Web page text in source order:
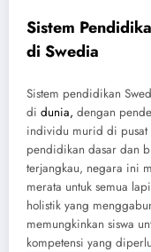
Sistem
di Swedia
Sistem pendidikan
di dunia, dengan
individu murid di pusat
pendidikan dasar dan
terjangkau, negara ini
merata untuk semua
holistik yang
memungkinkan siswa
kompetensi yang